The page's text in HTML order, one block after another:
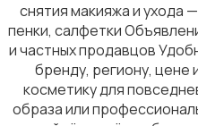
Макияж
снятия макияжа и ухода
пенки, салфетки
и частных продавцов
бренду, региону,
косметику для
образа или